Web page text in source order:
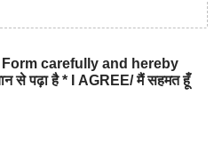
Form carefully and hereby
से पढ़ा है * I AGREE/ मैं सहमत हूँ